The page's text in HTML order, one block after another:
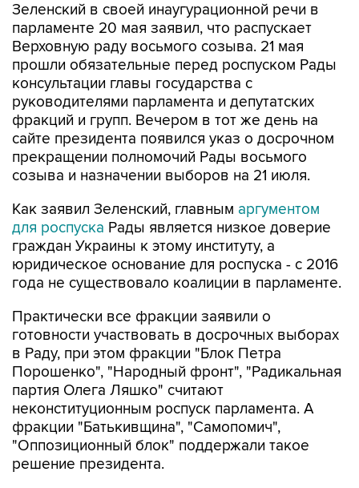
Зеленский в своей инаугурационной речи в
парламенте 20 мая заявил, что распускает
Верховную раду восьмого созыва. 21 мая
прошли обязательные перед роспуском Рады
консультации главы государства с
руководителями парламента и депутатских
фракций и групп. Вечером в тот же день на
сайте президента появился указ о досрочном
прекращении полномочий Рады восьмого
созыва и назначении выборов на 21 июля.
Как заявил Зеленский, главным аргументом
для роспуска Рады является низкое доверие
граждан Украины к этому институту, а
юридическое основание для роспуска - с 2016
года не существовало коалиции в парламенте.
Практически все фракции заявили о
готовности участвовать в досрочных выборах
в Раду, при этом фракции "Блок Петра
Порошенко", "Народный фронт", "Радикальная
партия Олега Ляшко" считают
неконституционным роспуск парламента. А
фракции "Батькивщина", "Самопомич",
"Оппозиционный блок" поддержали такое
решение президента.